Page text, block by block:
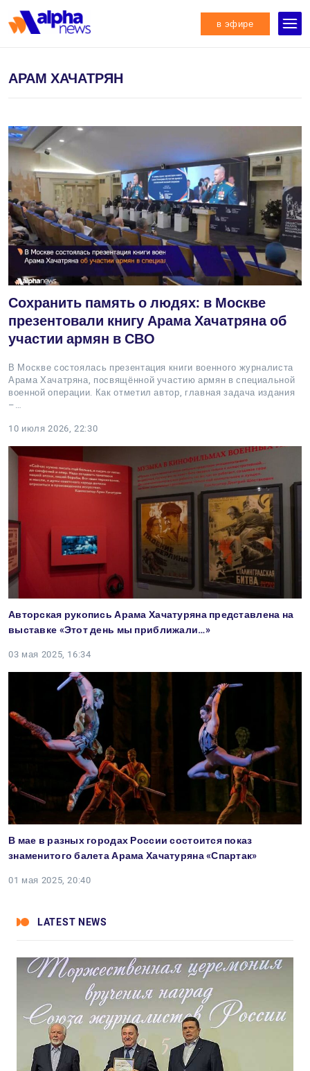
в эфире
АРАМ ХАЧАТРЯН
Сохранить память о людях: в Москве
презентовали книгу Арама Хачатряна об
участии армян в СВО
В Москве состоялась презентация книги военного журналиста
Арама Хачатряна, посвящённой участию армян в специальной
военной операции. Как отметил автор, главная задача издания
–…
10 июля 2026, 22:30
Авторская рукопись Арама Хачатуряна представлена на
выставке «Этот день мы приближали…»
03 мая 2025, 16:34
В мае в разных городах России состоится показ
знаменитого балета Арама Хачатуряна «Спартак»
01 мая 2025, 20:40
LATEST NEWS